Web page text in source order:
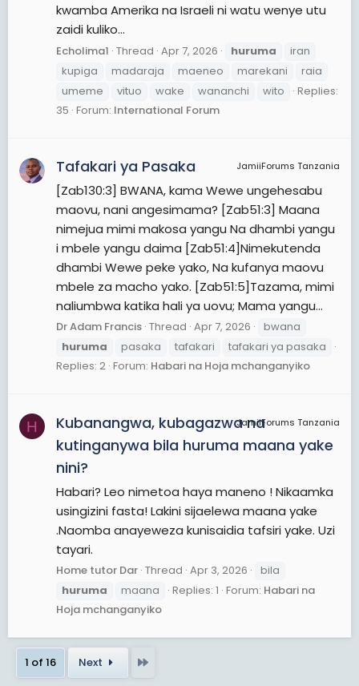
kwamba Amerika na Israeli ni watu wenye utu
zaidi kuliko...
Echolima1 Thread Apr 7, 2026 huruma
iran
kupiga
madaraja maeneo marekani
raia
umeme
vituo wake wananchi wito
Replies:
35 Forum: International Forum
JamiiForums Tanzania
Tafakari ya Pasaka
[Zab130:3] BWANA, kama Wewe ungehesabu
maovu, nani angesimama? [Zab51:3] Maana
nimejua mimi makosa yangu Na dhambi yangu
i mbele yangu daima [Zab51:4]Nimekutenda
dhambi Wewe peke yako, Na kufanya maovu
mbele za macho yako. [Zab51:5]Tazama, mimi
naliumbwa katika hali ya uovu; Mama yangu...
Dr Adam Francis Thread Apr 7, 2026
bwana
huruma
pasaka tafakari
tafakari ya pasaka
Replies: 2 Forum: Habari na Hoja mchanganyiko
H JamiiForums Tanzania
Kubanangwa, kubagazwa na
kutinganywa bila huruma maana yake
nini?
Habari? Leo nimetoa haya maneno ! Nikaamka
usingizini fasta! Lakini sijaelewa maana yake
.Naomba anayeweza kunisaidia tafsiri yake. Uzi
tayari.
Home tutor Dar Thread Apr 3, 2026
bila
huruma
maana Replies: 1 Forum: Habari na
Hoja mchanganyiko
1 of 16 Next